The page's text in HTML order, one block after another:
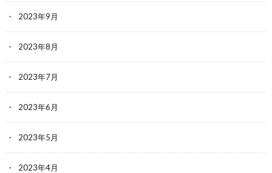
2023年9月
2023年8月
2023年7月
2023年6月
2023年5月
2023年4月